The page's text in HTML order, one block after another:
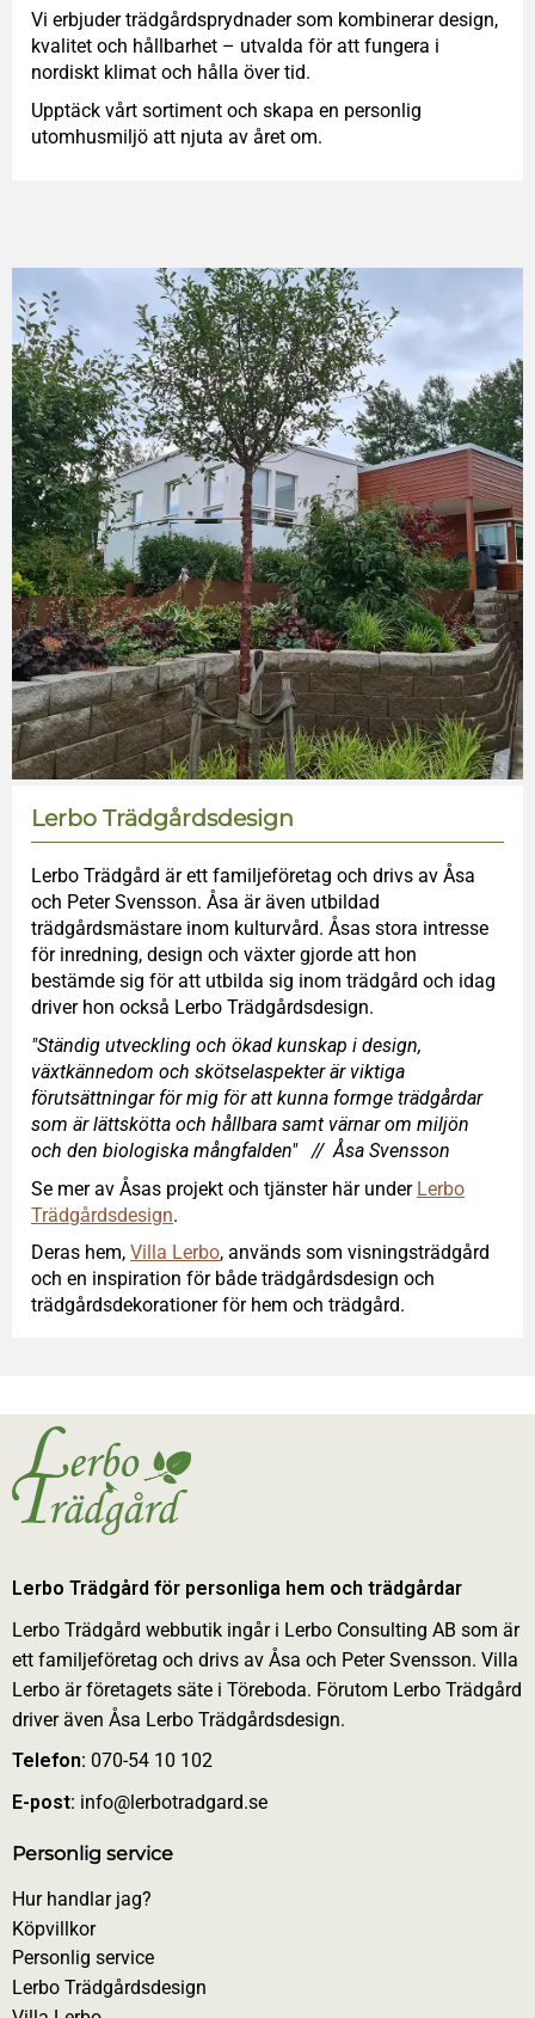
Vi erbjuder trädgårdsprydnader som kombinerar design,
kvalitet och hållbarhet – utvalda för att fungera i
nordiskt klimat och hålla över tid.
Upptäck vårt sortiment och skapa en personlig
utomhusmiljö att njuta av året om.
Lerbo Trädgårdsdesign
Lerbo Trädgård är ett familjeföretag och drivs av Åsa
och Peter Svensson. Åsa är även utbildad
trädgårdsmästare inom kulturvård. Åsas stora intresse
för inredning, design och växter gjorde att hon
bestämde sig för att utbilda sig inom trädgård och idag
driver hon också Lerbo Trädgårdsdesign.
"Ständig utveckling och ökad kunskap i design,
växtkännedom och skötselaspekter är viktiga
förutsättningar för mig för att kunna formge trädgårdar
som är lättskötta och hållbara samt värnar om miljön
och den biologiska mångfalden"// Åsa Svensson
Se mer av Åsas projekt och tjänster här under Lerbo
Trädgårdsdesign.
Deras hem, Villa Lerbo, används som visningsträdgård
och en inspiration för både trädgårdsdesign och
trädgårdsdekorationer för hem och trädgård.
Lerbo Trädgård för personliga hem och trädgårdar
Lerbo Trädgård webbutik ingår i Lerbo Consulting AB som är
ett familjeföretag och drivs av Åsa och Peter Svensson. Villa
Lerbo är företagets säte i Töreboda. Förutom Lerbo Trädgård
driver även Åsa Lerbo Trädgårdsdesign.
Telefon: 070-54 10 102
E-post: info@lerbotradgard.se
Personlig service
Hur handlar jag?
Köpvillkor
Personlig service
Lerbo Trädgårdsdesign